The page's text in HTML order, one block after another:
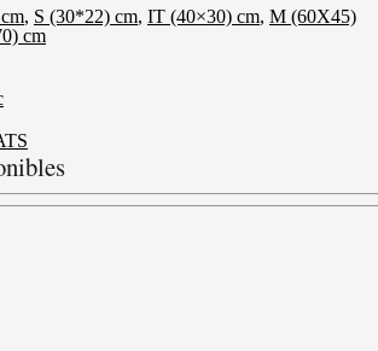
, S (30*22) cm, IT (40×30) cm, M (60X45)
cm